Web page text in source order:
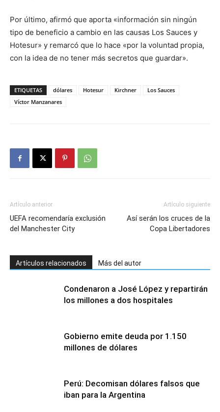
Por último, afirmó que aporta «información sin ningún
tipo de beneficio a cambio en las causas Los Sauces y
Hotesur» y remarcó que lo hace «por la voluntad propia,
con la idea de no tener más secretos que guardar».
ETIQUETAS dólares Hotesur Kirchner
Los Sauces
Víctor Manzanares
Artículo anterior
UEFA recomendaría exclusión
del Manchester City
Artículo siguiente
Así serán los cruces de la
Copa Libertadores
Artículos relacionados Más del autor
Condenaron a José López y repartirán
los millones a dos hospitales
Gobierno emite deuda por 1.150
millones de dólares
Perú: Decomisan dólares falsos que
iban para la Argentina